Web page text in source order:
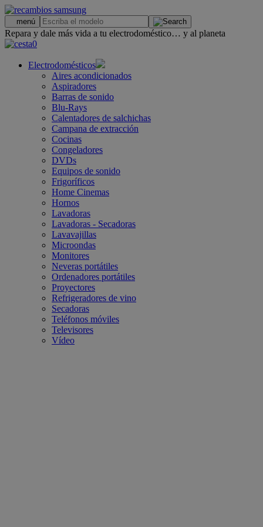
menú
Repara y dale más vida a tu electrodoméstico… y al planeta
0
Electrodomésticos
Aires acondicionados
Aspiradores
Barras de sonido
Blu-Rays
Calentadores de salchichas
Campana de extracción
Cocinas
Congeladores
DVDs
Equipos de sonido
Frigoríficos
Home Cinemas
Hornos
Lavadoras
Lavadoras - Secadoras
Lavavajillas
Microondas
Monitores
Neveras portátiles
Ordenadores portátiles
Proyectores
Refrigeradores de vino
Secadoras
Teléfonos móviles
Televisores
Vídeo